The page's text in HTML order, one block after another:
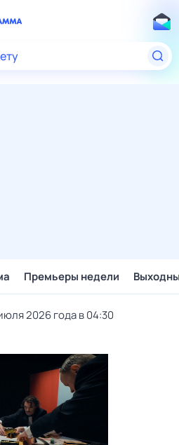
Премьеры недели
2026 года в 04:30